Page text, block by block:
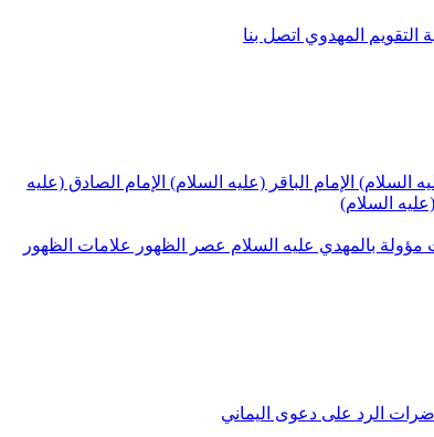
التقويم المهدوي اتصل بنا
السلام) الإمام الباقر (عليه السلام) الإمام الصادق (عليه
السلام)
مؤولة بالمهدي عليه السلام عصر الظهور
علامات الظهور
الرد على دعوى اليماني